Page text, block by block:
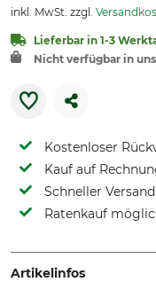
inkl. MwSt. zzgl.
Lieferbar in 1-3
Nicht verfügbar in
Kostenloser
Kauf auf
Schneller Versand
Ratenkauf
Artikelinfos